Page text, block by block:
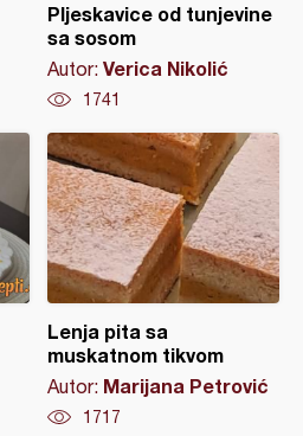
Pljeskavice od tunjevine
sa sosom
Autor: Verica Nikolić
1741
Lenja pita sa
muskatnom tikvom
Autor: Marijana Petrović
1717